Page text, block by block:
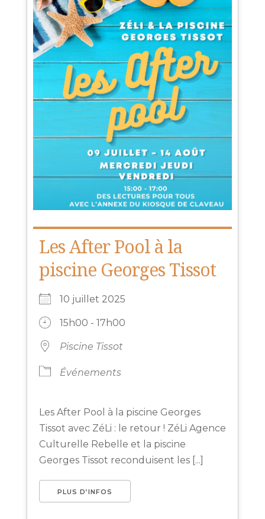
Les After Pool à la
piscine Georges Tissot
10 juillet 2025
15h00 - 17h00
Piscine Tissot
Événements
Les After Pool à la piscine Georges
Tissot avec ZéLi : le retour ! ZéLi Agence
Culturelle Rebelle et la piscine
Georges Tissot reconduisent les [...]
PLUS D’INFOS